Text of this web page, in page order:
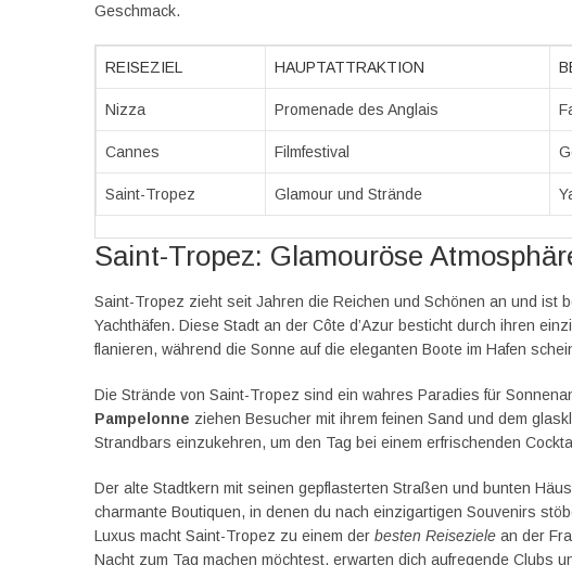
Geschmack.
REISEZIEL HAUPTATTRAKTION
Nizza Promenade des Anglais
Cannes Filmfestival
Saint-Tropez Glamour und Strände
Saint-Tropez: Glamouröse
Saint-Tropez zieht seit Jahren die Reichen und Schönen an und ist
Yachthäfen. Diese Stadt an der Côte d’Azur besticht durch ihren
flanieren, während die Sonne auf die eleganten Boote im Hafen
Die Strände von Saint-Tropez sind ein wahres Paradies für
Pampelonne ziehen Besucher mit ihrem feinen Sand und dem
Strandbars einzukehren, um den Tag bei einem erfrischenden
Der alte Stadtkern mit seinen gepflasterten Straßen und bunten
charmante Boutiquen, in denen du nach einzigartigen Souvenirs
Luxus macht Saint-Tropez zu einem der besten Reiseziele an der
Nacht zum Tag machen möchtest, erwarten dich aufregende Clubs